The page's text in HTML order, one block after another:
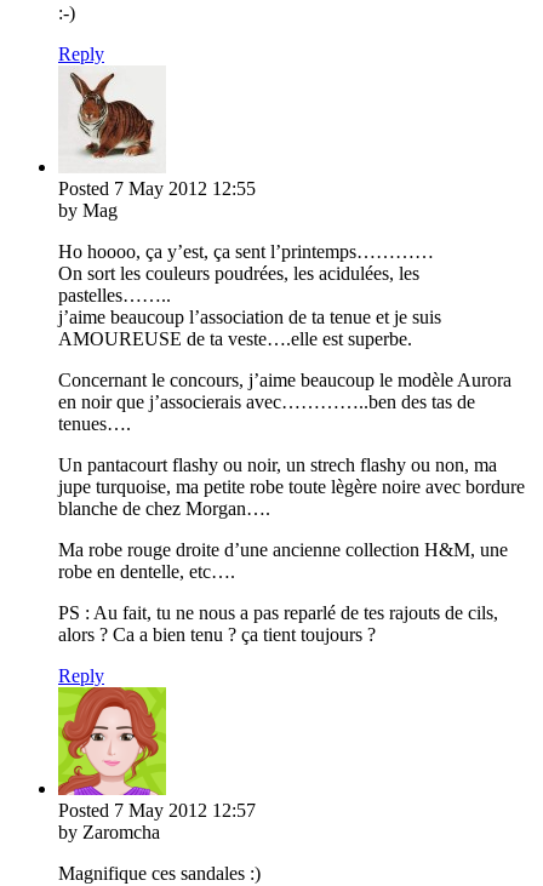
:-)
Reply
Posted 7 May 2012 12:55
by Mag
Ho hoooo, ça y’est, ça sent l’printemps…………
On sort les couleurs poudrées, les acidulées, les
pastelles……..
j’aime beaucoup l’association de ta tenue et je suis
AMOUREUSE de ta veste….elle est superbe.
Concernant le concours, j’aime beaucoup le modèle Aurora
en noir que j’associerais avec…………..ben des tas de
tenues….
Un pantacourt flashy ou noir, un strech flashy ou non, ma
jupe turquoise, ma petite robe toute lègère noire avec bordure
blanche de chez Morgan….
Ma robe rouge droite d’une ancienne collection H&M, une
robe en dentelle, etc….
PS : Au fait, tu ne nous a pas reparlé de tes rajouts de cils,
alors ? Ca a bien tenu ? ça tient toujours ?
Reply
Posted 7 May 2012 12:57
by Zaromcha
Magnifique ces sandales :)